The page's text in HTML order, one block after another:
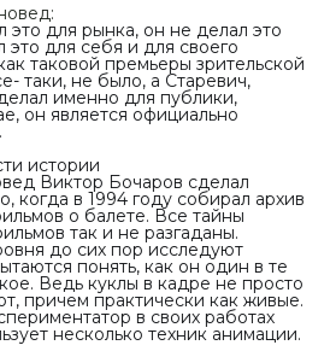
для рынка, он не делал это
это для себя и для своего
таковой премьеры зрительской
таки, не было, а Старевич,
именно для публики,
он является официально
истории
Виктор Бочаров сделал
когда в 1994 году собирал архив
о балете. Все тайны
так и не разгаданы.
до сих пор исследуют
понять, как он один в те
Ведь куклы в кадре не просто
причем практически как живые.
в своих работах
несколько техник анимации.